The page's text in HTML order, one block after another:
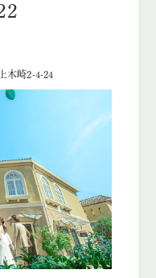
木崎2-4-24